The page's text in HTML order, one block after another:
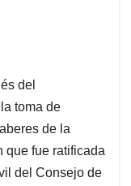
del
toma de
de la
que fue ratificada
del Consejo de